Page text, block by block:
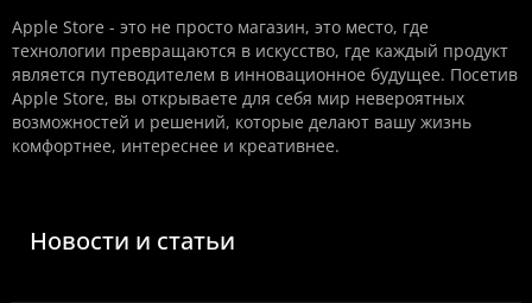
Apple Store - это не просто магазин, это место, где
технологии превращаются в искусство, где каждый продукт
является путеводителем в инновационное будущее. Посетив
Apple Store, вы открываете для себя мир невероятных
возможностей и решений, которые делают вашу жизнь
комфортнее, интереснее и креативнее.
Новости и статьи